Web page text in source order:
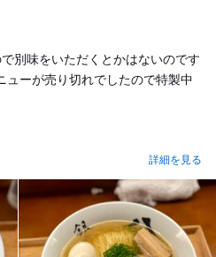
別味をいただくとかはないのです
ューが売り切れでしたので特製中
詳細を見る